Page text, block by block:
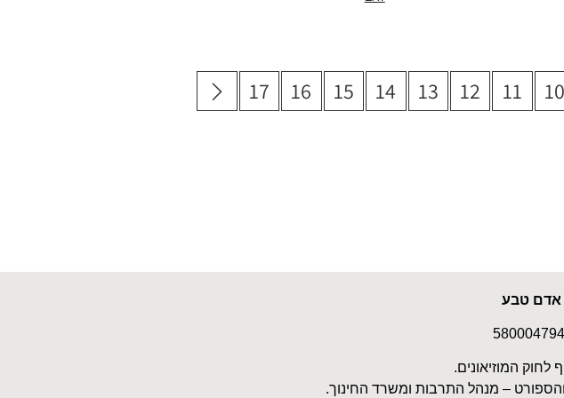
10
11
12
13
14
15
16
17
אדם טבע
לחוק המוזיאונים.
– מנהל התרבות ומשרד החינוך.